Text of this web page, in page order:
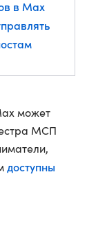
в Max
может
МСП
доступны